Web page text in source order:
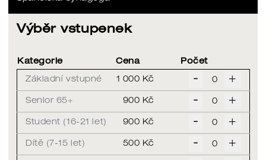
Výběr vstupenek
Kategorie Cena Počet
Základní vstupné 1 000 Kč - +
Senior 65+ 900 Kč - +
Student (16-21 let) 900 Kč - +
Dítě (7-15 let) 500 Kč - +